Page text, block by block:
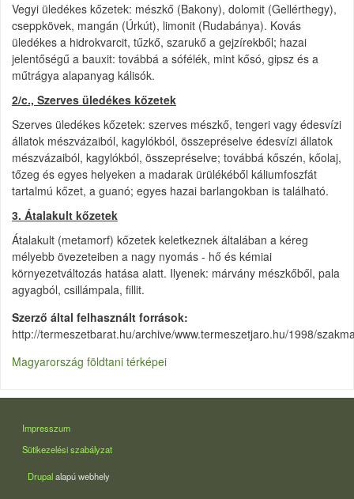
Vegyi üledékes kőzetek: mészkő (Bakony), dolomit (Gellérthegy),
cseppkövek, mangán (Úrkút), limonit (Rudabánya). Kovás
üledékes a hidrokvarcit, tűzkő, szarukő a gejzírekből; hazai
jelentőségű a bauxit: továbbá a sófélék, mint kősó, gipsz és a
műtrágya alapanyag kálisók.
2/c., Szerves üledékes kőzetek
Szerves üledékes kőzetek: szerves mészkő, tengeri vagy édesvízi
állatok mészvázaiból, kagylókból, összepréselve édesvízi állatok
mészvázaiból, kagylókból, összepréselve; továbbá kőszén, kőolaj,
tőzeg és egyes helyeken a madarak ürülékéből káliumfoszfát
tartalmú kőzet, a guanó; egyes hazai barlangokban is található.
3. Átalakult kőzetek
Átalakult (metamorf) kőzetek keletkeznek általában a kéreg
mélyebb övezeteiben a nagy nyomás - hő és kémiai
környezetváltozás hatása alatt. Ilyenek: márvány mészkőből, pala
agyagból, csillámpala, fillit.
Szerző által felhasznált források
http://termeszetbarat.hu/archive/www.termeszetjaro.hu/1998/
Magyarország földtani térképei
LÁBLÉC
Impresszum
Sütikezelési szabályzat
Drupalalapú webhely